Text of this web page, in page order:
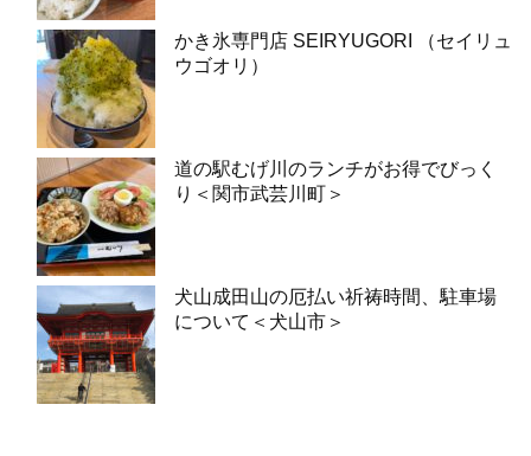
かき氷専門店 SEIRYUGORI （セイリュ
ウゴオリ）
道の駅むげ川のランチがお得でびっく
り＜関市武芸川町＞
犬山成田山の厄払い祈祷時間、駐車場
について＜犬山市＞